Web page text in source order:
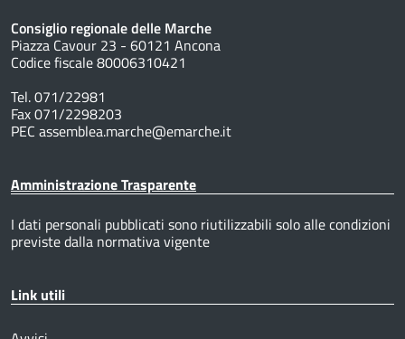
Consiglio regionale delle Marche
Piazza Cavour 23 - 60121 Ancona
Codice fiscale 80006310421
Tel. 071/22981
Fax 071/2298203
PEC assemblea.marche@emarche.it
Amministrazione Trasparente
I dati personali pubblicati sono riutilizzabili solo alle condizioni
previste dalla normativa vigente
Link utili